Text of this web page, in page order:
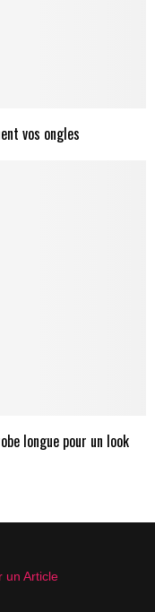
vos ongles
longue pour un look
un Article